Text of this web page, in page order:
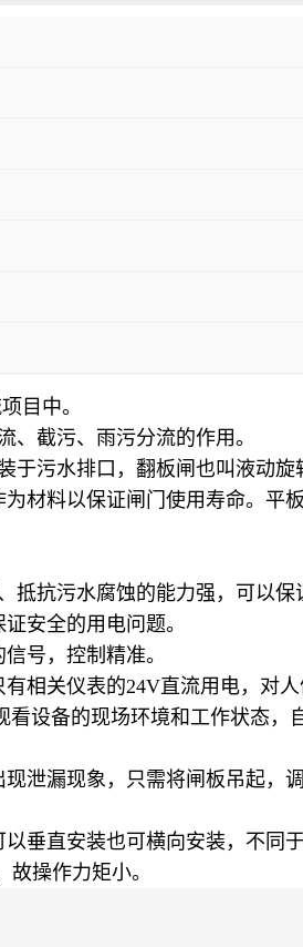
目中。
截污、雨污分流的作用。
污水排口，翻板闸也叫液动旋
料以保证闸门使用寿命。平板
抗污水腐蚀的能力强，可以保
安全的用电问题。
号，控制精准。
相关仪表的24V直流用电，对
设备的现场环境和工作状态
泄漏现象，只需将闸板吊起，
垂直安装也可横向安装，不同
操作力矩小。